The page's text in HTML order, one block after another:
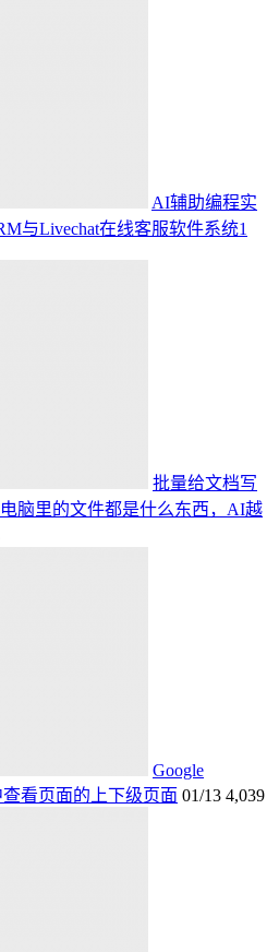
AI辅助编程实
与Livechat在线客服软件系统1
批量给文档写
脑里的文件都是什么东西，AI越
Google
查看页面的上下级页面 01/13 4,039